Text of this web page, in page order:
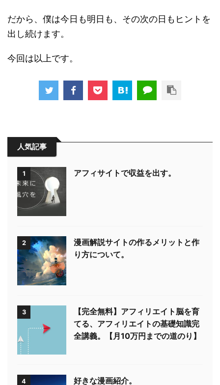
だから、僕は今日も明日も、その次の日もヒントを
出し続けます。
今回は以上です。
人気記事
1 アフィサイトで収益を出す。
2
漫画解説サイトの作るメリットと作
り方について。
3
【完全無料】アフィリエイト脳を育
てる、アフィリエイトの基礎知識完
全講義。【月10万円までの道のり】
4 好きな漫画紹介。